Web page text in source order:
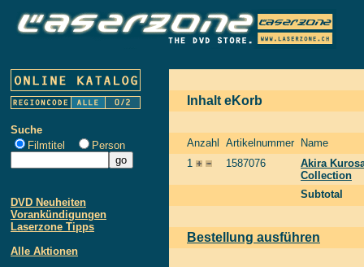
Suche
Filmtitel
Person
DVD Neuheiten
Vorankündigungen
Laserzone Tipps
Alle Aktionen
Inhalt eKorb
Anzahl Artikelnummer
Name
1
1587076
Akira
Collection
Subtotal
Bestellung ausführen